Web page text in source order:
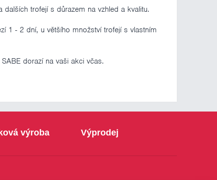
dalších trofejí s důrazem na vzhled a kvalitu.
1 - 2 dní, u většího množství trofejí s vlastním
dorazí na vaši akci včas.
výroba Výprodej